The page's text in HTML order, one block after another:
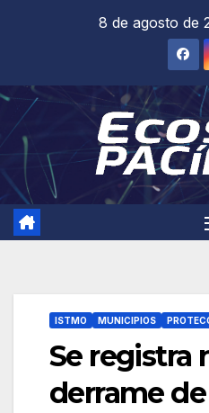
8 de agosto de
ISTMO MUNICIPIOS
Se registra
derrame de